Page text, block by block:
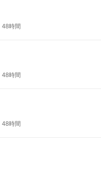
48時間
48時間
48時間